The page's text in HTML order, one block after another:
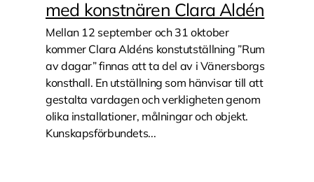
med konstnären Clara Aldén
Mellan 12 september och 31 oktober
kommer Clara Aldéns konstutställning ”Rum
av dagar” finnas att ta del av i Vänersborgs
konsthall. En utställning som hänvisar till att
gestalta vardagen och verkligheten genom
olika installationer, målningar och objekt.
Kunskapsförbundets...